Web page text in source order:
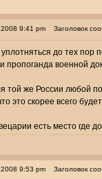
9:41 pm Заголовок
до тех пор
пропоганда военной
той же России любой
это скорее всего
есть место где
9:53 pm Заголовок